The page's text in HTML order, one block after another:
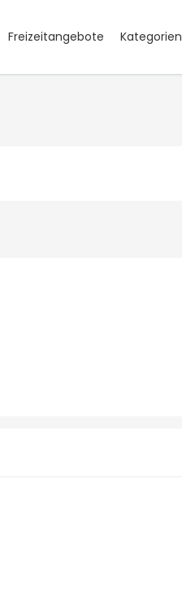
Freizeitangebote Kategorien